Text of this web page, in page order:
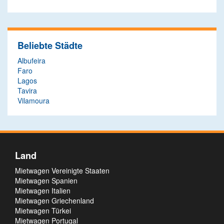
Beliebte Städte
Albufeira
Faro
Lagos
Tavira
Vilamoura
Land
Mietwagen Vereinigte Staaten
Mietwagen Spanien
Mietwagen Italien
Mietwagen Griechenland
Mietwagen Türkei
Mietwagen Portugal